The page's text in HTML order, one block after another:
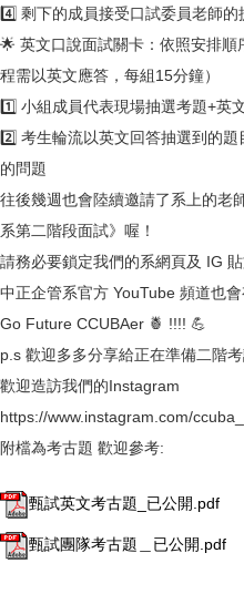
4️⃣ 剩下的成員接受口試委員老師的
🌟 英文口說面試關卡：依照安排
程需以英文應答，每組15分鐘）
1️⃣ 小組成員代表現場抽選考題+英
2️⃣ 考生輪流以英文回答抽選到的
的問題
往後幾週也會陸續邀請了系上的老
系第二階段面試》喔！
請務必要鎖定我們的系網頁及 IG
中正企管系官方 YouTube 頻道也
Go Future CCUBAer 🍍 !!!! 💪
p.s 歡迎多多分享給正在準備二階考
歡迎造訪我們的Instagram
https://www.instagram.com/
附檔為考古題 歡迎參考:
甄試英文考古題_已公開.pdf
甄試團隊考古題＿已公開.pdf